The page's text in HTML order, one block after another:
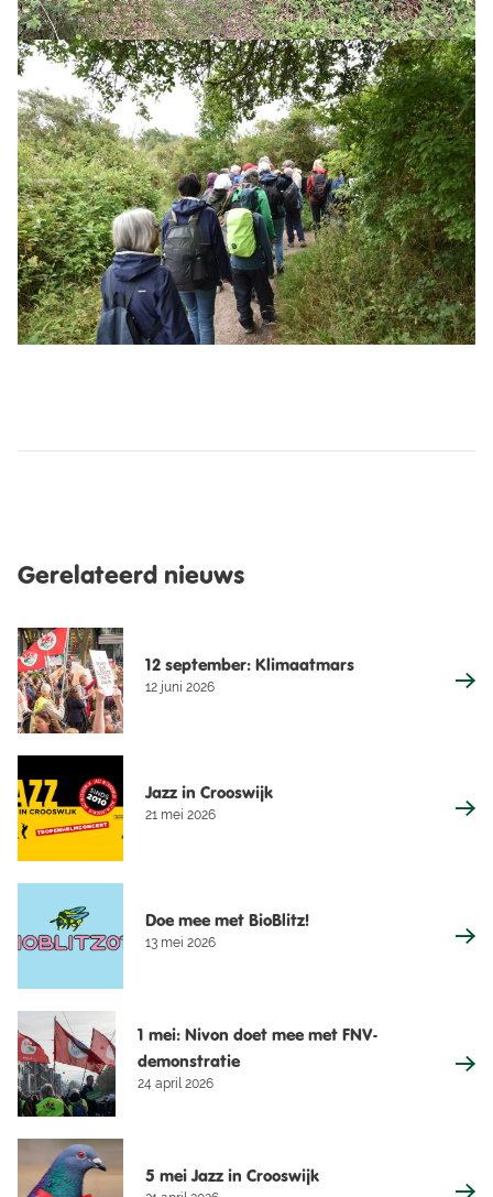
Gerelateerd nieuws
12 september: Klimaatmars
12 juni 2026
Jazz in Crooswijk
21 mei 2026
Doe mee met BioBlitz!
13 mei 2026
1 mei: Nivon doet mee met FNV-
demonstratie
24 april 2026
5 mei Jazz in Crooswijk